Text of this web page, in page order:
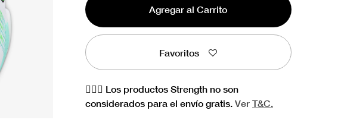
Agregar al Carrito
Favoritos
🏋🏻‍♀️ Los productos Strength no son
considerados para el envío gratis. Ver T&C.